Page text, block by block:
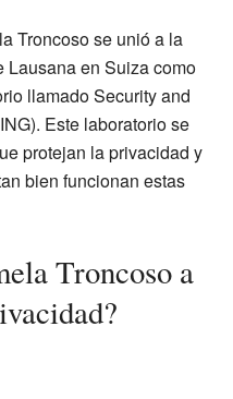
Troncoso se unió a la
en Suiza como
llamado Security and
Este laboratorio se
protejan la privacidad y
bien funcionan estas
Troncoso a